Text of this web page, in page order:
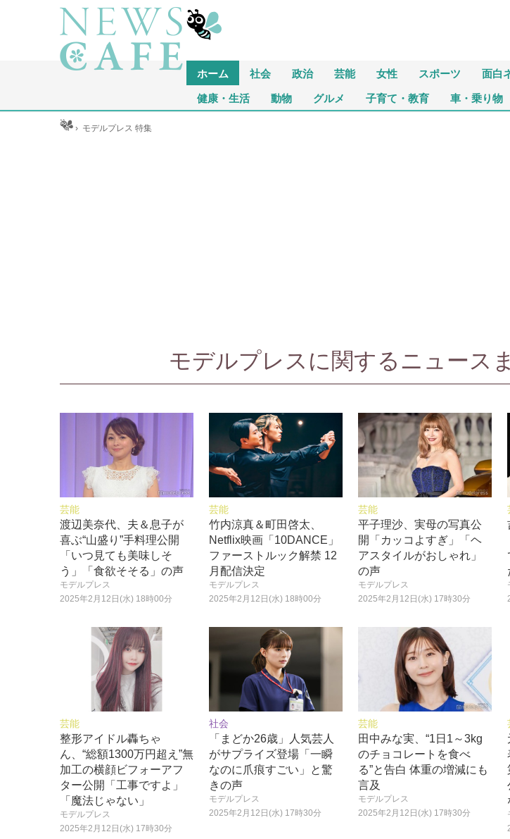
ホーム 社会 政治 芸能 女性 スポーツ 面白
健康・生活 動物 グルメ 子育て・教育 車・乗り物
ホーム › モデルプレス 特集
モデルプレスに関するニュース
芸能
渡辺美奈代、夫＆息子が
喜ぶ“山盛り”手料理公開
「いつ見ても美味しそ
う」「食欲そそる」の声
モデルプレス
2025年2月12日(水) 18時00分
芸能
竹内涼真＆町田啓太、
Netflix映画「10DANCE」
ファーストルック解禁 12
月配信決定
モデルプレス
2025年2月12日(水) 18時00分
芸能
平子理沙、実母の写真公
開「カッコよすぎ」「ヘ
アスタイルがおしゃれ」
の声
モデルプレス
2025年2月12日(水) 17時30分
芸能
整形アイドル轟ちゃ
ん、“総額1300万円超え”無
加工の横顔ビフォーアフ
ター公開「工事ですよ」
「魔法じゃない」
モデルプレス
2025年2月12日(水) 17時30分
社会
「まどか26歳」人気芸人
がサプライズ登場「一瞬
なのに爪痕すごい」と驚
きの声
モデルプレス
2025年2月12日(水) 17時30分
芸能
田中みな実、“1日1～3kg
のチョコレートを食べ
る”と告白 体重の増減にも
言及
モデルプレス
2025年2月12日(水) 17時30分